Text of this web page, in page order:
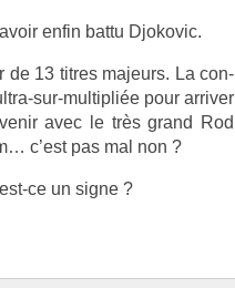
enfin battu Djokovic.
de 13 tit­res majeurs. La con­
sur-multipliée pour ar­riv­er
avec le très grand Rod
c’est pas mal non ?
ce un signe ?